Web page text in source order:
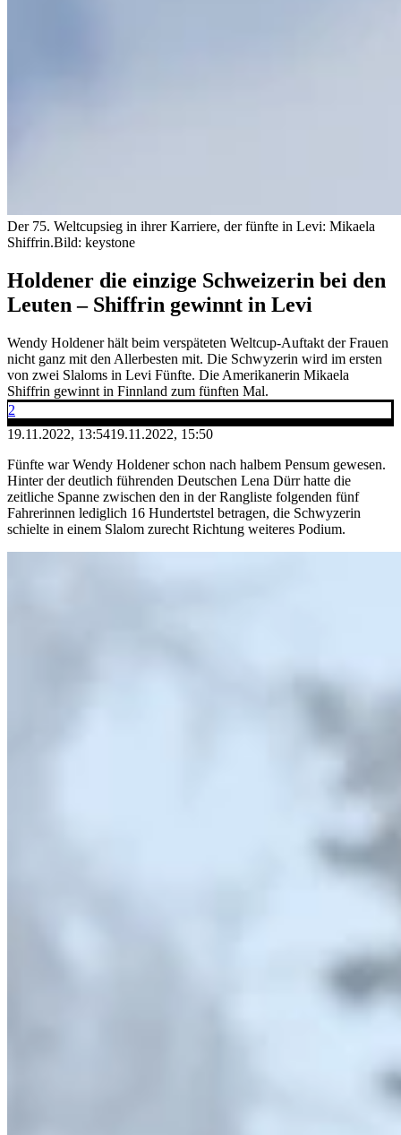
Der 75. Weltcupsieg in ihrer Karriere, der fünfte in Levi: Mikaela
Shiffrin.Bild: keystone
Holdener die einzige Schweizerin bei den
Leuten – Shiffrin gewinnt in Levi
Wendy Holdener hält beim verspäteten Weltcup-Auftakt der Frauen
nicht ganz mit den Allerbesten mit. Die Schwyzerin wird im ersten
von zwei Slaloms in Levi Fünfte. Die Amerikanerin Mikaela
Shiffrin gewinnt in Finnland zum fünften Mal.
2
19.11.2022, 13:5419.11.2022, 15:50
Fünfte war Wendy Holdener schon nach halbem Pensum gewesen.
Hinter der deutlich führenden Deutschen Lena Dürr hatte die
zeitliche Spanne zwischen den in der Rangliste folgenden fünf
Fahrerinnen lediglich 16 Hundertstel betragen, die Schwyzerin
schielte in einem Slalom zurecht Richtung weiteres Podium.